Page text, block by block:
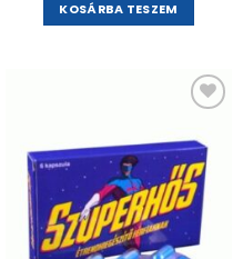
KOSÁRBA TESZEM
adás